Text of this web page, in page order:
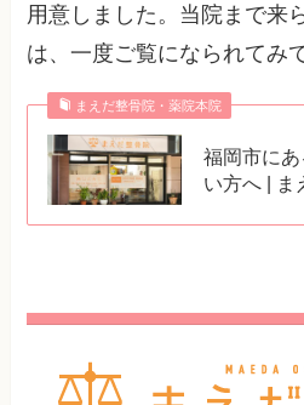
用意しました。当院まで来
は、一度ご覧になられてみ
まえだ整骨院・薬院本院
福岡市に
い方へ | ま